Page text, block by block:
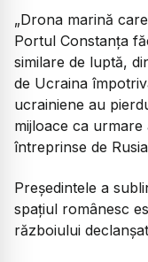
„Drona marină
Portul Constanța
similare de luptă,
de Ucraina
ucrainiene au
mijloace ca
întreprinse de
Președintele a
spațiul românesc
războiului